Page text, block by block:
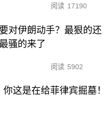
阅读 17190
对伊朗动手？最狠的还
骚的来了
阅读 5902
这是在给菲律宾掘墓！